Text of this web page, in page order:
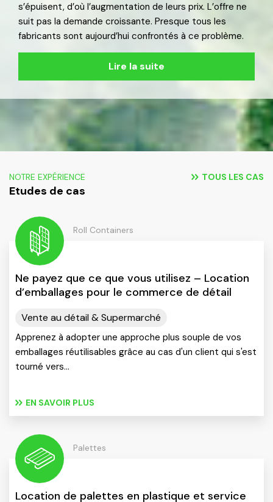
s’épuisent, d’où l’augmentation de leurs prix. L’offre ne
suit pas la demande croissante. Presque tous les
fabricants sont aujourd’hui confrontés à ce problème.
Lire la suite
NOTRE EXPÉRIENCE TOUS LES CAS
Etudes de cas
Ne payez que ce que vous utilisez – Location
d’emballages pour le commerce de détail
Roll Containers
Vente au détail & Supermarché
Apprenez à adopter une approche plus souple de vos
emballages réutilisables grâce au cas d'un client qui s'est
tourné vers…
EN SAVOIR PLUS
Location de palettes en plastique et service
Palettes